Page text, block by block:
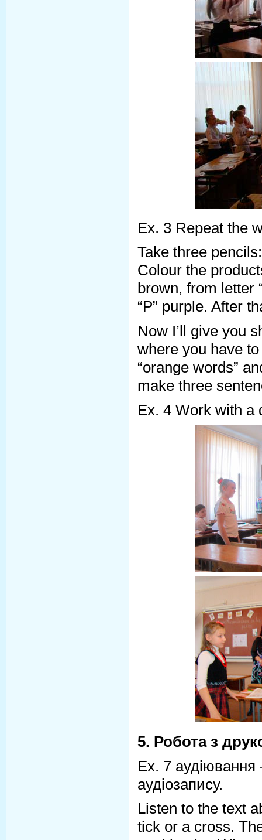
Ex. 3 Repeat the
Take three
Colour the
brown, from letter
“P” purple. After
Now I’ll give you
where you have
“orange words”
make three
Ex. 4 Work with a
5. Робота з
Ex. 7 аудіювання
аудіозапису.
Listen to the text
tick or a cross.